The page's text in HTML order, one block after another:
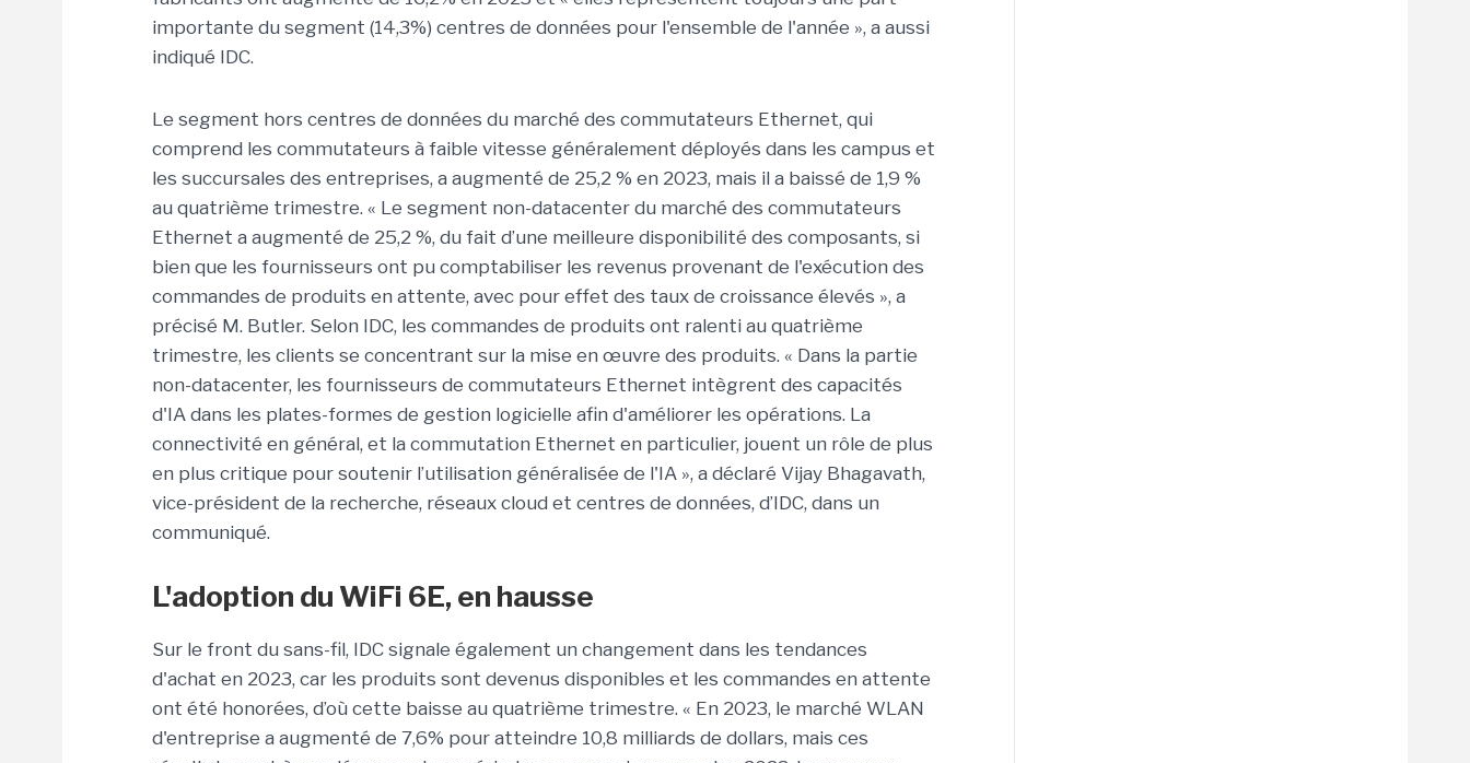
importante du segment (14,3%) centres de données pour l'ensemble de l'année », a aussi
indiqué IDC.
Le segment hors centres de données du marché des commutateurs Ethernet, qui
comprend les commutateurs à faible vitesse généralement déployés dans les campus et
les succursales des entreprises, a augmenté de 25,2 % en 2023, mais il a baissé de 1,9 %
au quatrième trimestre. « Le segment non-datacenter du marché des commutateurs
Ethernet a augmenté de 25,2 %, du fait d’une meilleure disponibilité des composants, si
bien que les fournisseurs ont pu comptabiliser les revenus provenant de l'exécution des
commandes de produits en attente, avec pour effet des taux de croissance élevés », a
précisé M. Butler. Selon IDC, les commandes de produits ont ralenti au quatrième
trimestre, les clients se concentrant sur la mise en œuvre des produits. « Dans la partie
non-datacenter, les fournisseurs de commutateurs Ethernet intègrent des capacités
d'IA dans les plates-formes de gestion logicielle afin d'améliorer les opérations. La
connectivité en général, et la commutation Ethernet en particulier, jouent un rôle de plus
en plus critique pour soutenir l’utilisation généralisée de l'IA », a déclaré Vijay Bhagavath,
vice-président de la recherche, réseaux cloud et centres de données, d’IDC, dans un
communiqué.
L'adoption du WiFi 6E, en hausse
Sur le front du sans-fil, IDC signale également un changement dans les tendances
d'achat en 2023, car les produits sont devenus disponibles et les commandes en attente
ont été honorées, d’où cette baisse au quatrième trimestre. « En 2023, le marché WLAN
d'entreprise a augmenté de 7,6% pour atteindre 10,8 milliards de dollars, mais ces